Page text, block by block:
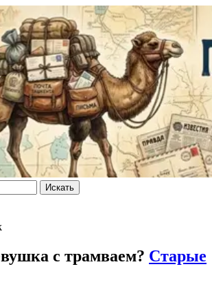
Искать
с трамваем? Старые